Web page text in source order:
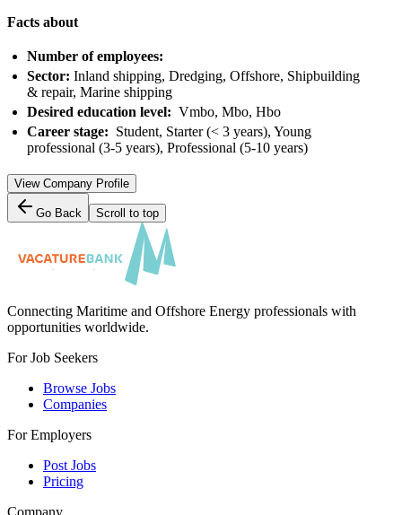
Facts about
Number of employees:
Sector: Inland shipping, Dredging, Offshore, Shipbuilding
& repair, Marine shipping
Desired education level: Vmbo, Mbo, Hbo
Career stage: Student, Starter (< 3 years), Young
professional (3-5 years), Professional (5-10 years)
View Company Profile
Go Back Scroll to top
Connecting Maritime and Offshore Energy professionals with
opportunities worldwide.
For Job Seekers
Browse Jobs
Companies
For Employers
Post Jobs
Pricing
Company